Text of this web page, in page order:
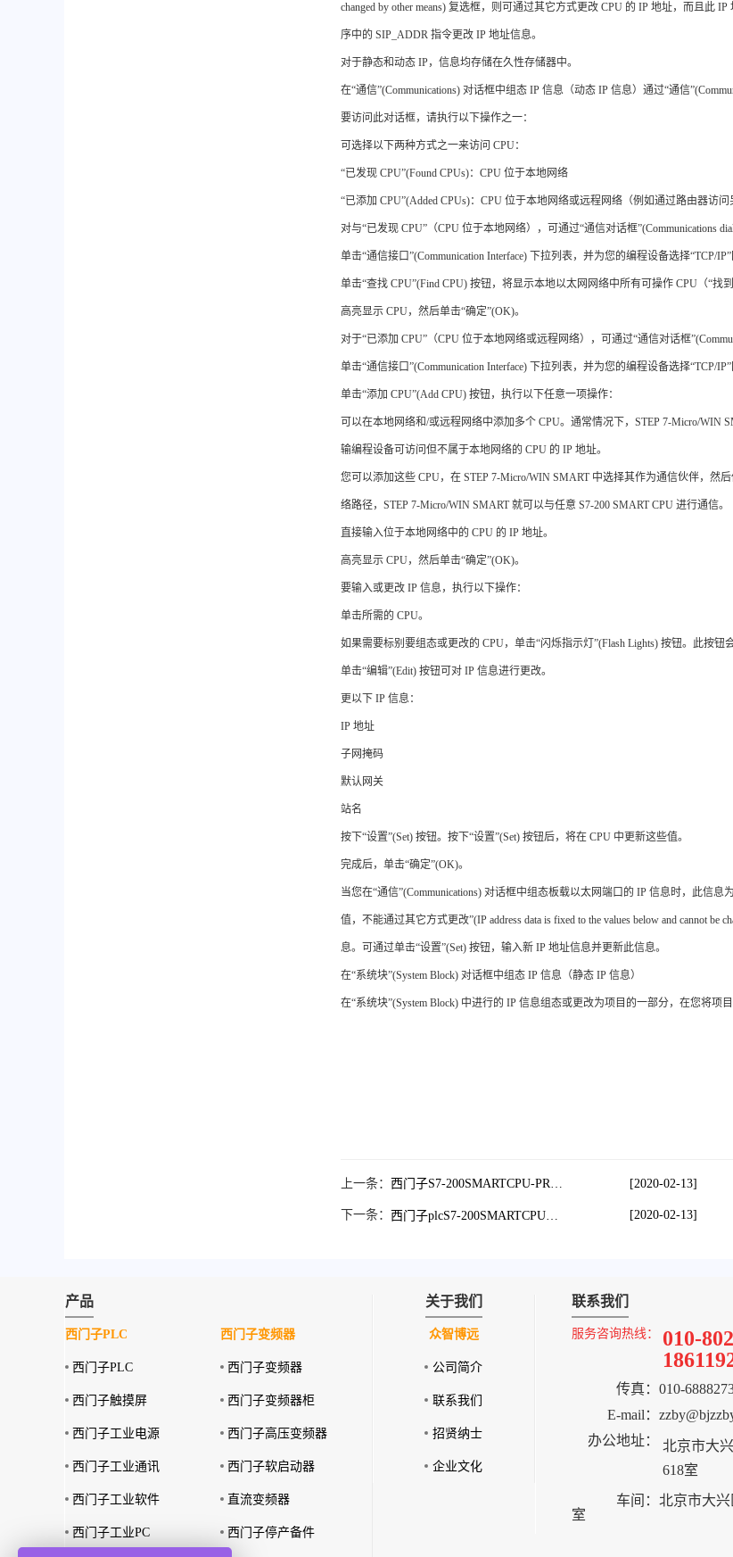
changed by other means) 复选框，则可通过其它方式更改 CPU 的 IP 地址，而且此
序中的 SIP_ADDR 指令更改 IP 地址信息。
对于静态和动态 IP，信息均存储在久性存储器中。
在“通信”(Communications) 对话框中组态 IP 信息（动态 IP 信息）通过“通信
要访问此对话框，请执行以下操作之一：
可选择以下两种方式之一来访问 CPU：
“已发现 CPU”(Found CPUs)：CPU 位于本地网络
“已添加 CPU”(Added CPUs)：CPU 位于本地网络或远程网络（例如通过路由器访问
对与“已发现 CPU”（CPU 位于本地网络），可通过“通信对话框”(Communications
单击“通信接口”(Communication Interface) 下拉列表，并为您的编程设备选择“TCP/
单击“查找 CPU”(Find CPU) 按钮，将显示本地以太网网络中所有可操作 CPU（“找
高亮显示 CPU，然后单击“确定”(OK)。
对于“已添加 CPU”（CPU 位于本地网络或远程网络），可通过“通信对话框
单击“通信接口”(Communication Interface) 下拉列表，并为您的编程设备选择“TCP/
单击“添加 CPU”(Add CPU) 按钮，执行以下任意一项操作：
可以在本地网络和/或远程网络中添加多个 CPU。通常情况下，STEP 7‑Micro/WIN
输编程设备可访问但不属于本地网络的 CPU 的 IP 地址。
您可以添加这些 CPU，在 STEP 7‑Micro/WIN SMART 中选择其作为通信伙伴，
络路径，STEP 7‑Micro/WIN SMART 就可以与任意 S7‑200 SMART CPU 进行通信。
直接输入位于本地网络中的 CPU 的 IP 地址。
高亮显示 CPU，然后单击“确定”(OK)。
要输入或更改 IP 信息，执行以下操作：
单击所需的 CPU。
如果需要标别要组态或更改的 CPU，单击“闪烁指示灯”(Flash Lights) 按钮。此按钮
单击“编辑”(Edit) 按钮可对 IP 信息进行更改。
更以下 IP 信息：
IP 地址
子网掩码
默认网关
站名
按下“设置”(Set) 按钮。按下“设置”(Set) 按钮后，将在 CPU 中更新这些值。
完成后，单击“确定”(OK)。
当您在“通信”(Communications) 对话框中组态板载以太网端口的 IP 信息时，此信
值，不能通过其它方式更改”(IP address data is fixed to the values below and cannot
息。可通过单击“设置”(Set) 按钮，输入新 IP 地址信息并更新此信息。
在“系统块”(System Block) 对话框中组态 IP 信息（静态 IP 信息）
在“系统块”(System Block) 中进行的 IP 信息组态或更改为项目的一部分，在您将项
上一条： 西门子S7‑200SMARTCPU-PROFIBUSDP通讯 [2020-02-13]
下一条： [2020-02-13]
产品
西门子PLC
西门子PLC
西门子触摸屏
西门子工业电源
西门子工业通讯
西门子工业软件
西门子工业PC
西门子变频器
西门子变频器
西门子变频器柜
西门子高压变频器
西门子软启动器
直流变频器
西门子停产备件
关于我们
众智博远
公司简介
联系我们
招贤纳士
企业文化
联系我们
服务咨询热线：
010-
传真： 010-
E-mail：
办公地址：
北京市大
618室
车间： 北京市大
室